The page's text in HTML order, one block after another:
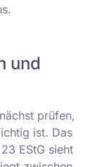
und
prüfen,
ist. Das
EStG sieht